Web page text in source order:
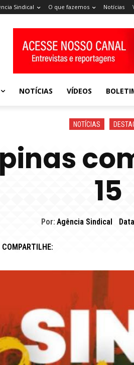
Sindical O que fazemos Notícias
NOTÍCIAS VÍDEOS
NOTÍCIAS
15
Por: Agência Sindical
COMPARTILHE: